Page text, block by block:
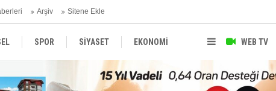
Arşiv Sitene Ekle
WEB TV
SPOR SİYASET EKONOMİ
MAGAZİN BİLİM - TEKNOLOJİ